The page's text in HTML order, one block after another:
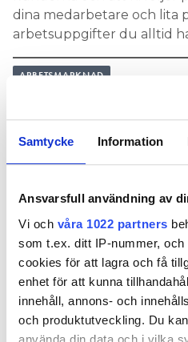
Samtycke Information
Ansvarsfull användning av
Vi och våra 1022 partners
som t.ex. ditt IP-nummer,
cookies för att lagra och få
enhet för att kunna
innehåll, annons- och
och produktutveckling. Du
använda din data och i vilka
dina medarbetare och lita
arbetsuppgifter du alltid
ARBETSMARKNAD
Nyhetsbrev
Prenumerera på vårt